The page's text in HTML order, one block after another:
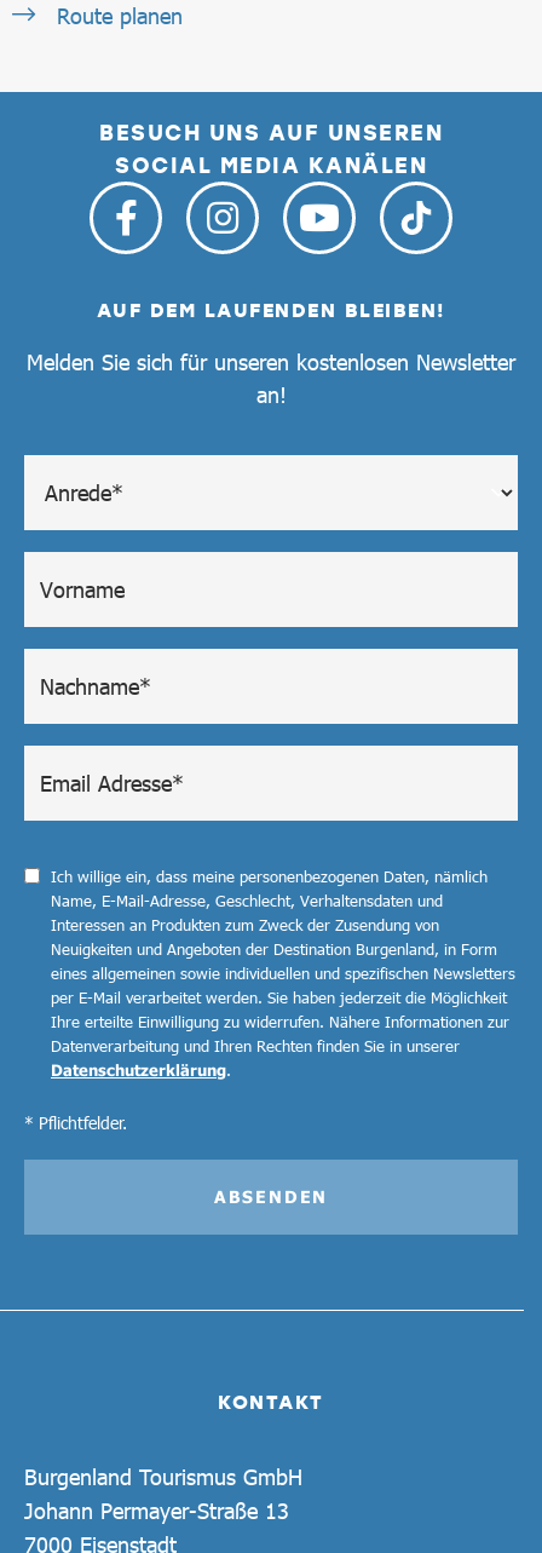
Route planen
BESUCH UNS AUF UNSEREN
SOCIAL MEDIA KANÄLEN
KONTAKT
Burgenland Tourismus GmbH
Johann Permayer-Straße 13
7000 Eisenstadt
AUF DEM LAUFENDEN BLEIBEN!
Melden Sie sich für unseren kostenlosen Newsletter
an!
Ich willige ein, dass meine personenbezogenen Daten, nämlich
Name, E-Mail-Adresse, Geschlecht, Verhaltensdaten und
Interessen an Produkten zum Zweck der Zusendung von
Neuigkeiten und Angeboten der Destination Burgenland, in Form
eines allgemeinen sowie individuellen und spezifischen Newsletters
per E-Mail verarbeitet werden. Sie haben jederzeit die Möglichkeit
Ihre erteilte Einwilligung zu widerrufen. Nähere Informationen zur
Datenverarbeitung und Ihren Rechten finden Sie in unserer
Datenschutzerklärung.
* Pflichtfelder.
ABSENDEN